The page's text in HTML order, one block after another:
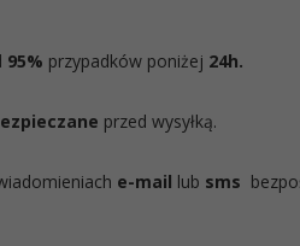
95% przypadków poniżej 24h.
przed wysyłką.
e-mail lub sms